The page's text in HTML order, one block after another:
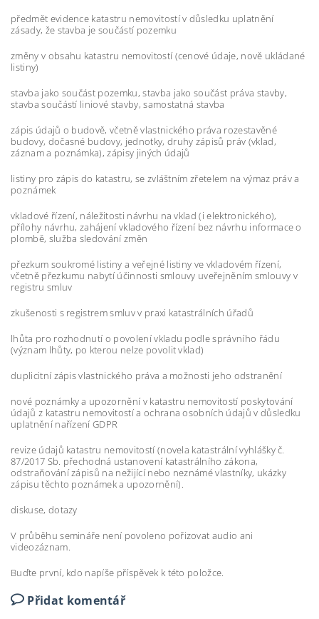
předmět evidence katastru nemovitostí v důsledku uplatnění
zásady, že stavba je součástí pozemku
změny v obsahu katastru nemovitostí (cenové údaje, nově ukládané
listiny)
stavba jako součást pozemku, stavba jako součást práva stavby,
stavba součástí liniové stavby, samostatná stavba
zápis údajů o budově, včetně vlastnického práva rozestavěné
budovy, dočasné budovy, jednotky, druhy zápisů práv (vklad,
záznam a poznámka), zápisy jiných údajů
listiny pro zápis do katastru, se zvláštním zřetelem na výmaz práv a
poznámek
vkladové řízení, náležitosti návrhu na vklad (i elektronického),
přílohy návrhu, zahájení vkladového řízení bez návrhu informace o
plombě, služba sledování změn
přezkum soukromé listiny a veřejné listiny ve vkladovém řízení,
včetně přezkumu nabytí účinnosti smlouvy uveřejněním smlouvy v
registru smluv
zkušenosti s registrem smluv v praxi katastrálních úřadů
lhůta pro rozhodnutí o povolení vkladu podle správního řádu
(význam lhůty, po kterou nelze povolit vklad)
duplicitní zápis vlastnického práva a možnosti jeho odstranění
nové poznámky a upozornění v katastru nemovitostí poskytování
údajů z katastru nemovitostí a ochrana osobních údajů v důsledku
uplatnění nařízení GDPR
revize údajů katastru nemovitostí (novela katastrální vyhlášky č.
87/2017 Sb. přechodná ustanovení katastrálního zákona,
odstraňování zápisů na nežijící nebo neznámé vlastníky, ukázky
zápisu těchto poznámek a upozornění).
diskuse, dotazy
V průběhu semináře není povoleno pořizovat audio ani
videozáznam.
Buďte první, kdo napíše příspěvek k této položce.
Přidat komentář